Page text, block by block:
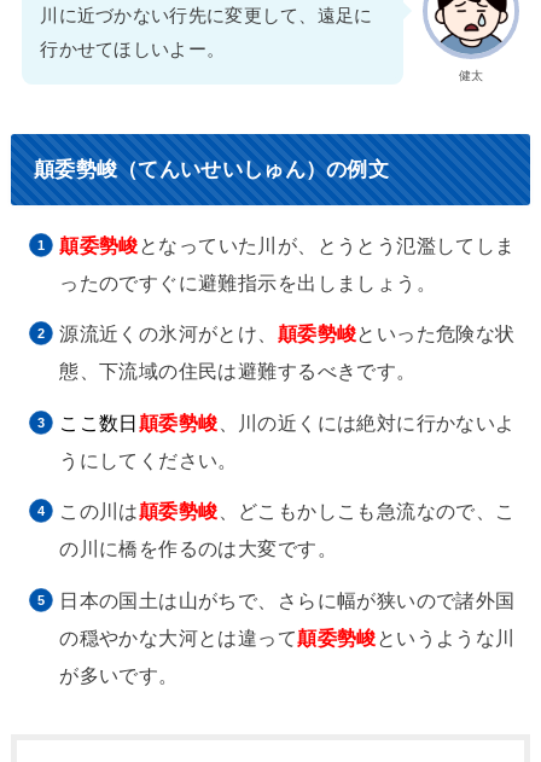
健太
川に近づかない行先に変更して、遠足に
行かせてほしいよー。
顛委勢峻（てんいせいしゅん）の例文
顛委勢峻となっていた川が、とうとう氾濫してしま
ったのですぐに避難指示を出しましょう。
源流近くの氷河がとけ、 顛委勢峻といった危険な状
態、下流域の住民は避難するべきです。
ここ数日顛委勢峻 、川の近くには絶対に行かないよ
うにしてください。
この川は顛委勢峻 、どこもかしこも急流なので、こ
の川に橋を作るのは大変です。
日本の国土は山がちで、さらに幅が狭いので諸外国
の穏やかな大河とは違って顛委勢峻というような川
が多いです。